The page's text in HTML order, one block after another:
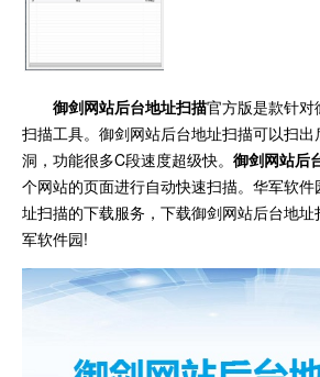
御剑网站后台地址扫描官方版是款针
扫描工具。御剑网站后台地址扫描可以扫
洞，功能很多C段速度超级快。 御剑网站后
个网站的页面进行自动快速扫描。华军软
址扫描的下载服务，下载御剑网站后台地
军软件园!